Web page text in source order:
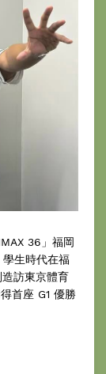
36」福岡
生時代在福
訪東京體育
首座 G1 優勝